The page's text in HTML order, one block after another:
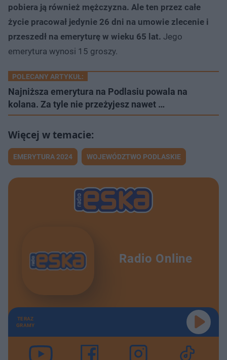
pobiera ją również mężczyzna. Ale ten przez całe
życie pracował jedynie 26 dni na umowie zlecenie i
przeszedł na emeryturę w wieku 65 lat. Jego
emerytura wynosi 15 groszy.
POLECANY ARTYKUŁ:
Najniższa emerytura na Podlasiu powala na
kolana. Za tyle nie przeżyjesz nawet …
EMERYTURA 2024 WOJEWÓDZTWO PODLASKIE
Radio Online
TERAZ
GRAMY